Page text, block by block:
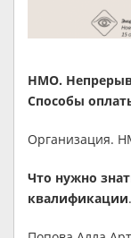
НМО.
Способы
Организация.
Что нужно
квалификации.